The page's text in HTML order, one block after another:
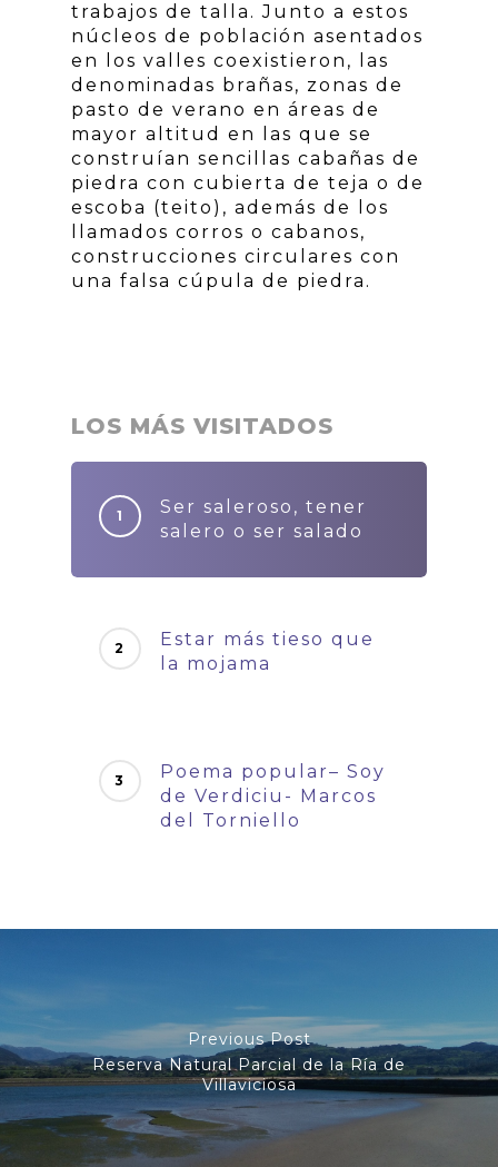
trabajos de talla. Junto a estos
núcleos de población asentados
en los valles coexistieron, las
denominadas brañas, zonas de
pasto de verano en áreas de
mayor altitud en las que se
construían sencillas cabañas de
piedra con cubierta de teja o de
escoba (teito), además de los
llamados corros o cabanos,
construcciones circulares con
una falsa cúpula de piedra.
LOS MÁS VISITADOS
Ser saleroso, tener
salero o ser salado
Estar más tieso que
la mojama
Poema popular– Soy
de Verdiciu- Marcos
del Torniello
Previous Post
Reserva Natural Parcial de la Ría de
Villaviciosa